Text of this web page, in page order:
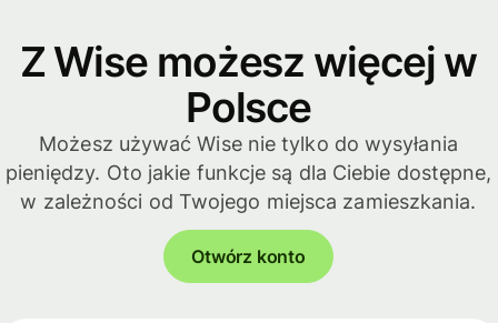
Z Wise możesz więcej w
Polsce
Możesz używać Wise nie tylko do wysyłania
pieniędzy. Oto jakie funkcje są dla Ciebie dostępne,
w zależności od Twojego miejsca zamieszkania.
Otwórz konto